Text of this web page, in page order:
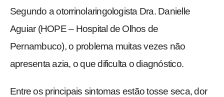
Segundo a otorrinolaringologista Dra. Danielle
Aguiar (HOPE – Hospital de Olhos de
Pernambuco), o problema muitas vezes não
apresenta azia, o que dificulta o diagnóstico.
Entre os principais sintomas estão tosse seca, dor